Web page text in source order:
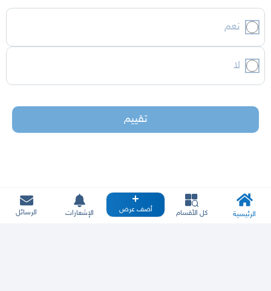
نعم
لا
تقييم
الرئيسية كل الأقسام أضف عرض الإشعارات الرسائل